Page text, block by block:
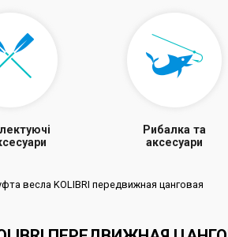
Рибалка та
аксесуари
весла KOLIBRI передвижная цанговая